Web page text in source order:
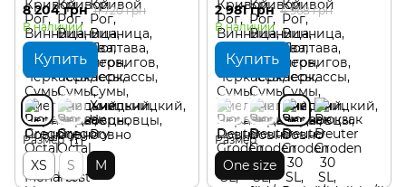
8 204 грн 11 720 грн
В наличии
Купить
Размер
XS S M
2 981 грн 4 968 грн
В наличии
Купить
Размер
One size